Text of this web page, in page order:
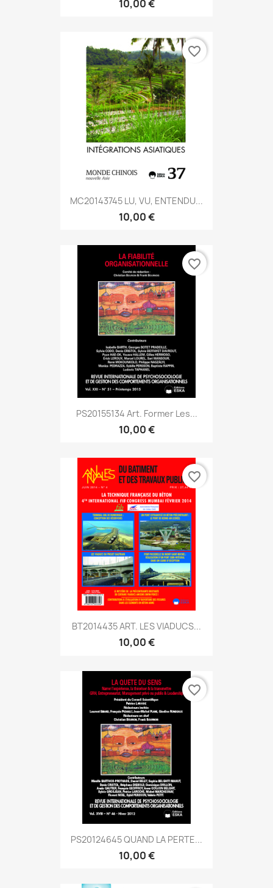
10,00 €
MC20143745 LU, VU, ENTENDU...
10,00 €
favorite_border
PS20155134 Art. Former Les...
10,00 €
favorite_border
BT2014435 ART. LES VIADUCS...
10,00 €
favorite_border
PS20124645 QUAND LA PERTE...
10,00 €
favorite_border